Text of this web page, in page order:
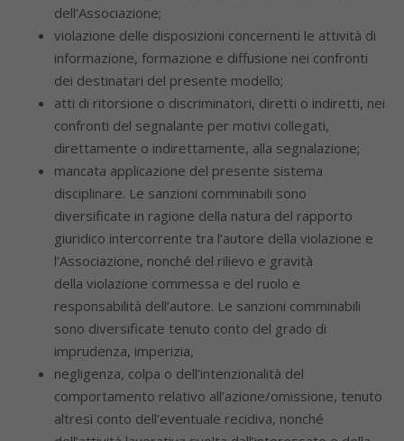
dell’Associazione;
violazione delle disposizioni concernenti le attività di
informazione, formazione e diffusione nei confronti
dei destinatari del presente modello;
atti di ritorsione o discriminatori, diretti o indiretti, nei
confronti del segnalante per motivi collegati,
direttamente o indirettamente, alla segnalazione;
mancata applicazione del presente sistema
disciplinare. Le sanzioni comminabili sono
diversificate in ragione della natura del rapporto
giuridico intercorrente tra l’autore della violazione e
l’Associazione, nonché del rilievo e gravità
della violazione commessa e del ruolo e
responsabilità dell’autore. Le sanzioni comminabili
sono diversificate tenuto conto del grado di
imprudenza, imperizia,
negligenza, colpa o dell’intenzionalità del
comportamento relativo all’azione/omissione, tenuto
altresì conto dell’eventuale recidiva, nonché